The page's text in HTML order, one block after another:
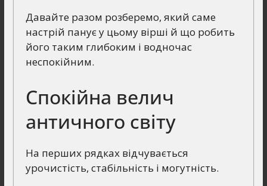
Давайте разом розберемо, який саме
настрій панує у цьому вірші й що робить
його таким глибоким і водночас
неспокійним.
Спокійна велич
античного світу
На перших рядках відчувається
урочистість, стабільність і могутність.